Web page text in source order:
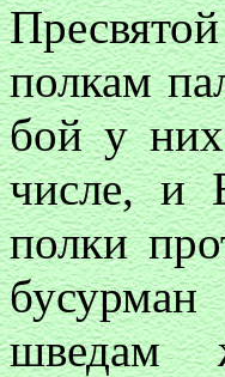
полкам
бой у
числе, и
полки
шведам